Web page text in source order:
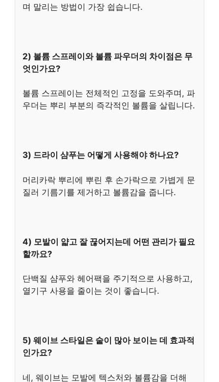
며 말리는 방법이 가장 쉽습니다.
2) 볼륨 스프레이와 볼륨 파우더의 차이점은 무
엇인가요?
볼륨 스프레이는 전체적인 고정을 도와주며, 파
우더는 뿌리 부분의 즉각적인 볼륨을 살립니다.
3) 드라이 샴푸는 어떻게 사용해야 하나요?
머리카락 뿌리에 뿌린 후 손가락으로 가볍게 문
질러 기름기를 제거하고 볼륨감을 줍니다.
4) 모발이 얇고 잘 끊어지는데 어떤 관리가 필요
할까요?
단백질 샴푸와 헤어팩을 주기적으로 사용하고,
열기구 사용을 줄이는 것이 좋습니다.
5) 웨이브 스타일은 숱이 많아 보이는 데 효과적
인가요?
네, 웨이브는 모발에 텍스처와 볼륨감을 더해